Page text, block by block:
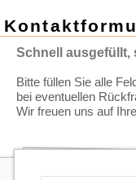
Schnell ausgefüllt,
Bitte füllen Sie alle
bei eventuellen
Wir freuen uns auf